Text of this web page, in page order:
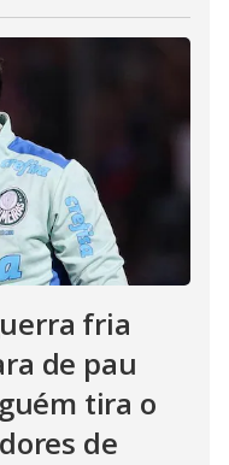
fria
de pau
tira o
de